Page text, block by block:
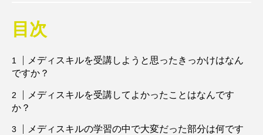
目次
メディスキルを受講しようと思ったきっかけはなん
ですか？
メディスキルを受講してよかったことはなんです
か？
メディスキルの学習の中で大変だった部分は何です